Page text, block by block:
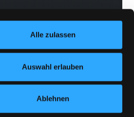
Alle zulassen
Auswahl erlauben
Ablehnen